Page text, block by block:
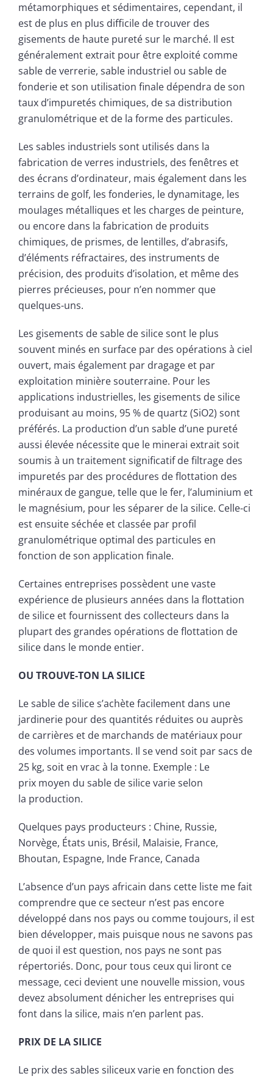
métamorphiques et sédimentaires, cependant, il
est de plus en plus difficile de trouver des
gisements de haute pureté sur le marché. Il est
généralement extrait pour être exploité comme
sable de verrerie, sable industriel ou sable de
fonderie et son utilisation finale dépendra de son
taux d’impuretés chimiques, de sa distribution
granulométrique et de la forme des particules.
Les sables industriels sont utilisés dans la
fabrication de verres industriels, des fenêtres et
des écrans d’ordinateur, mais également dans les
terrains de golf, les fonderies, le dynamitage, les
moulages métalliques et les charges de peinture,
ou encore dans la fabrication de produits
chimiques, de prismes, de lentilles, d’abrasifs,
d’éléments réfractaires, des instruments de
précision, des produits d’isolation, et même des
pierres précieuses, pour n’en nommer que
quelques-uns.
Les gisements de sable de silice sont le plus
souvent minés en surface par des opérations à ciel
ouvert, mais également par dragage et par
exploitation minière souterraine. Pour les
applications industrielles, les gisements de silice
produisant au moins, 95 % de quartz (SiO2) sont
préférés. La production d’un sable d’une pureté
aussi élevée nécessite que le minerai extrait soit
soumis à un traitement significatif de filtrage des
impuretés par des procédures de flottation des
minéraux de gangue, telle que le fer, l’aluminium et
le magnésium, pour les séparer de la silice. Celle-ci
est ensuite séchée et classée par profil
granulométrique optimal des particules en
fonction de son application finale.
Certaines entreprises possèdent une vaste
expérience de plusieurs années dans la flottation
de silice et fournissent des collecteurs dans la
plupart des grandes opérations de flottation de
silice dans le monde entier.
OU TROUVE-TON LA SILICE
Le sable de silice s’achète facilement dans une
jardinerie pour des quantités réduites ou auprès
de carrières et de marchands de matériaux pour
des volumes importants. Il se vend soit par sacs de
25 kg, soit en vrac à la tonne. Exemple : Le
prix moyen du sable de silice varie selon
la production.
Quelques pays producteurs : Chine, Russie,
Norvège, États unis, Brésil, Malaisie, France,
Bhoutan, Espagne, Inde France, Canada
L’absence d’un pays africain dans cette liste me fait
comprendre que ce secteur n’est pas encore
développé dans nos pays ou comme toujours, il est
bien développer, mais puisque nous ne savons pas
de quoi il est question, nos pays ne sont pas
répertoriés. Donc, pour tous ceux qui liront ce
message, ceci devient une nouvelle mission, vous
devez absolument dénicher les entreprises qui
font dans la silice, mais n’en parlent pas.
PRIX DE LA SILICE
Le prix des sables siliceux varie en fonction des